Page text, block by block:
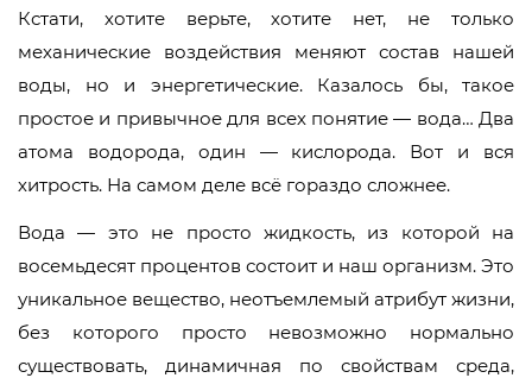
Кстати, хотите верьте, хотите нет, не только
механические воздействия меняют состав нашей
воды, но и энергетические. Казалось бы, такое
простое и привычное для всех понятие — вода… Два
атома водорода, один — кислорода. Вот и вся
хитрость. На самом деле всё гораздо сложнее.
Вода — это не просто жидкость, из которой на
восемьдесят процентов состоит и наш организм. Это
уникальное вещество, неотъемлемый атрибут жизни,
без которого просто невозможно нормально
существовать, динамичная по свойствам среда,